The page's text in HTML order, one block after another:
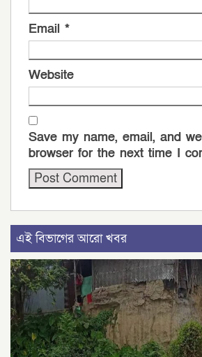
Email *
Website
Save my name, email, and
browser for the next time I
এই বিভাগের আরো খবর